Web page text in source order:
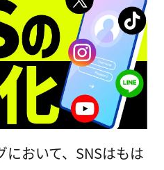
おいて、SNSはもは